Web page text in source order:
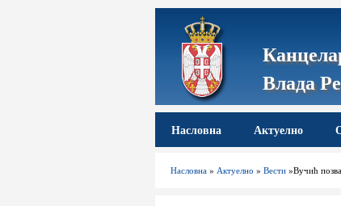
Влада
Насловна Актуелно
Насловна »Актуелно »Вести »Вучић